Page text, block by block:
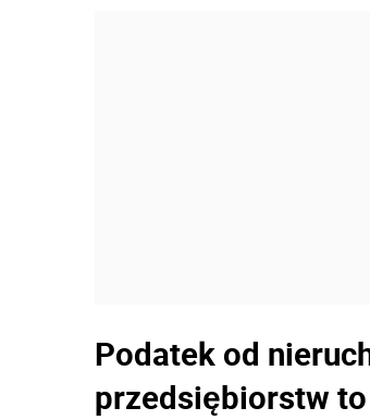
Podatek od
przedsiębiorstw